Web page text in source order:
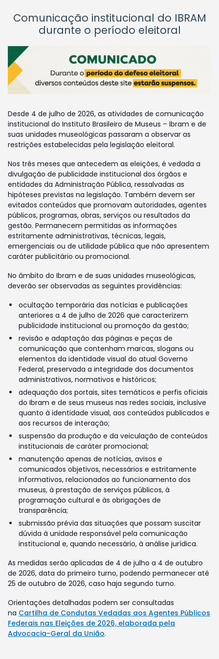
Comunicação institucional do IBRAM
durante o período eleitoral
Desde 4 de julho de 2026, as atividades de comunicação
institucional do Instituto Brasileiro de Museus – Ibram e de
suas unidades museológicas passaram a observar as
restrições estabelecidas pela legislação eleitoral.
Nos três meses que antecedem as eleições, é vedada a
divulgação de publicidade institucional dos órgãos e
entidades da Administração Pública, ressalvadas as
hipóteses previstas na legislação. Também devem ser
evitados conteúdos que promovam autoridades, agentes
públicos, programas, obras, serviços ou resultados da
gestão. Permanecem permitidas as informações
estritamente administrativas, técnicas, legais,
emergenciais ou de utilidade pública que não apresentem
caráter publicitário ou promocional.
No âmbito do Ibram e de suas unidades museológicas,
deverão ser observadas as seguintes providências:
ocultação temporária das notícias e publicações
anteriores a 4 de julho de 2026 que caracterizem
publicidade institucional ou promoção da gestão;
revisão e adaptação das páginas e peças de
comunicação que contenham marcas, slogans ou
elementos da identidade visual do atual Governo
Federal, preservada a integridade dos documentos
administrativos, normativos e históricos;
adequação dos portais, sites temáticos e perfis oficiais
do Ibram e de seus museus nas redes sociais, inclusive
quanto à identidade visual, aos conteúdos publicados e
aos recursos de interação;
suspensão da produção e da veiculação de conteúdos
institucionais de caráter promocional;
manutenção apenas de notícias, avisos e
comunicados objetivos, necessários e estritamente
informativos, relacionados ao funcionamento dos
museus, à prestação de serviços públicos, à
programação cultural e às obrigações de
transparência;
submissão prévia das situações que possam suscitar
dúvida à unidade responsável pela comunicação
institucional e, quando necessário, à análise jurídica.
As medidas serão aplicadas de 4 de julho a 4 de outubro
de 2026, data do primeiro turno, podendo permanecer até
25 de outubro de 2026, caso haja segundo turno.
Orientações detalhadas podem ser consultadas
na Cartilha de Condutas Vedadas aos Agentes Públicos
Federais nas Eleições de 2026, elaborada pela
Advocacia-Geral da União.